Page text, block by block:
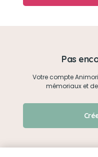
Qui
Je
Pas
Votre compte
mémoriaux et